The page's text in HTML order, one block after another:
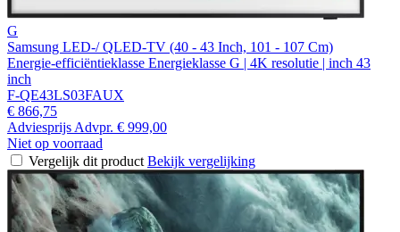
G
Samsung LED-/ QLED-TV (40 - 43 Inch, 101 - 107 Cm)
Energie-efficiëntieklasse Energieklasse G | 4K resolutie | inch 43
inch
F-QE43LS03FAUX
€ 866,75
Adviesprijs Advpr. € 999,00
Niet op voorraad
Vergelijk dit product Bekijk vergelijking